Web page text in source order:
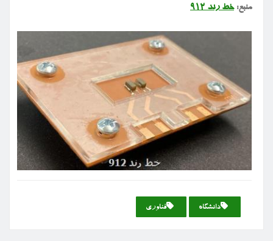
منبع:خط رند ۹۱۲
دانشگاه فناوری